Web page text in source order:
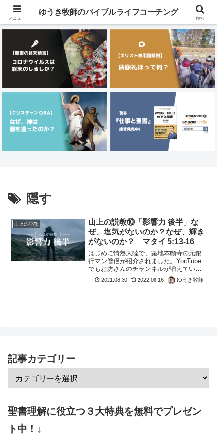
メニュー
隠す
山上の説教
山上の説教⑩「影響力 後半」な
ぜ、塩気がないのか？なぜ、輝き
がないのか？ マタイ 5:13-16
はじめに情熱大陸で、築地本願寺の元銀
行マン僧侶が紹介されました。YouTube
でもお坊さんのチャンネルが増えていま
す。コロナでますます精神的なアドバイ
スが欲しいという相談が増えているらし
2021.08.30 2022.08.16 ゆうき牧師
記事カテゴリー
聖書理解に役立つ３大特典を無料でプレゼン
ト中！↓
メニュー
ゆうき牧師のバイブルライフコーチング
検索